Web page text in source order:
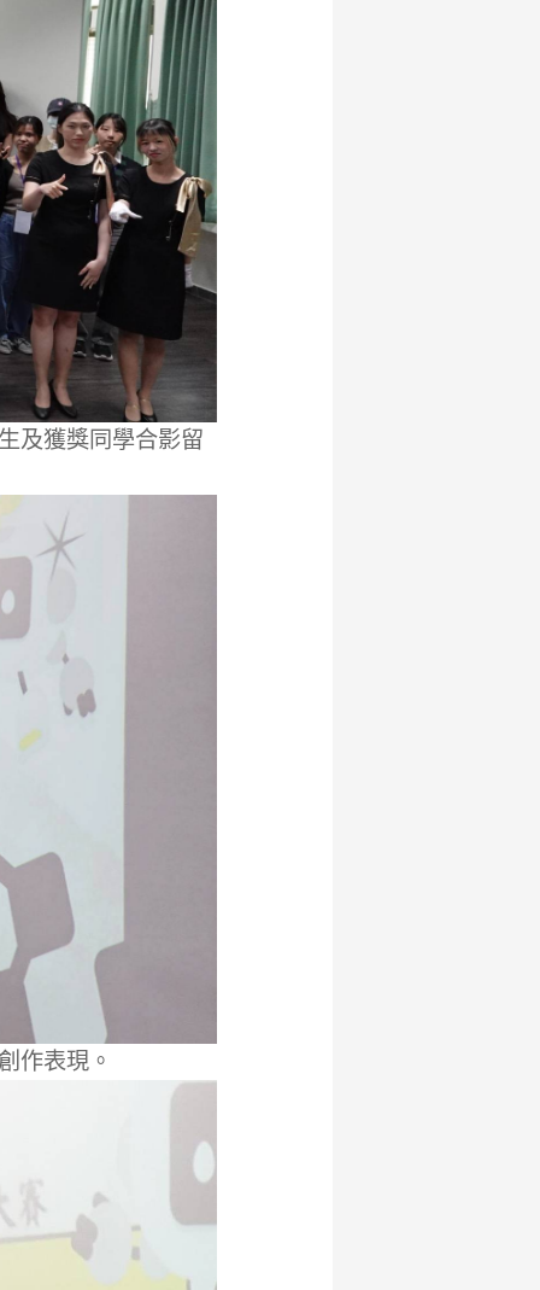
及獲獎同學合影留
作表現。